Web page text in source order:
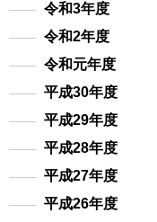
令和3年度
令和2年度
令和元年度
平成30年度
平成29年度
平成28年度
平成27年度
平成26年度